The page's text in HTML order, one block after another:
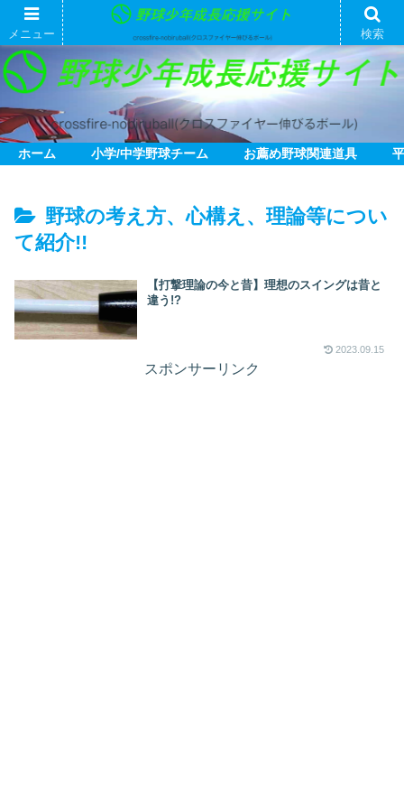
ホーム 小学/中学野球チーム お薦め野球関連道具
野球の考え方、心構え、理論等につい
て紹介!!
【打撃理論の今と昔】理想のスイングは昔と
違う!?
2023.09.15
スポンサーリンク
メニュー 検索